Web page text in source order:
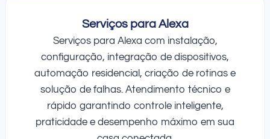
Serviços para Alexa
Serviços para Alexa com instalação,
configuração, integração de dispositivos,
automação residencial, criação de rotinas e
solução de falhas. Atendimento técnico e
rápido garantindo controle inteligente,
praticidade e desempenho máximo em sua